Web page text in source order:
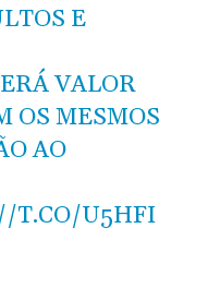
E
VALOR
OS MESMOS
AO
T.CO/U5HFI